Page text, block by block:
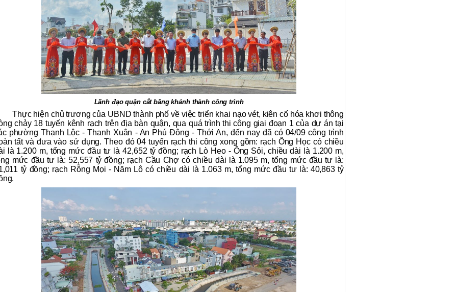
Lãnh đạo quận cắt băng khánh thành công trình
Thực hiện chủ trương của UBND thành phố về việc triển khai nạo vét, kiên cố hóa khơi thông
chảy 18 tuyến kênh rạch trên địa bàn quận, qua quá trình thi công giai đoạn 1 của dự án tại
phường Thạnh Lộc - Thanh Xuân - An Phú Đông - Thới An, đến nay đã có 04/09 công trình
tất và đưa vào sử dụng. Theo đó 04 tuyến rạch thi công xong gồm: rạch Ông Học có chiều
là 1.200 m, tổng mức đầu tư là 42,652 tỷ đồng; rạch Lò Heo - Ông Sỏi, chiều dài là 1.200 m,
mức đầu tư là: 52,557 tỷ đồng; rạch Cầu Chợ có chiều dài là 1.095 m, tổng mức đầu tư là:
tỷ đồng; rạch Rỗng Mọi - Năm Lô có chiều dài là 1.063 m, tổng mức đầu tư là: 40,863 tỷ